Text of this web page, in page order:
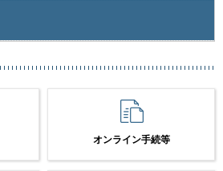
オンライン手続等